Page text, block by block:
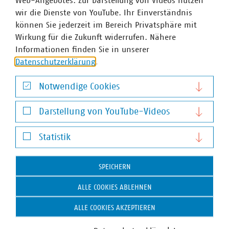
Infrastruktur und Dienstleistungen
Die kommunalen Unternehmen betreiben ein
riesiges Infrastrukturnetzwerk und sind für
dessen Aus- und Umbau verantwortlich.
©peterschreiber.media/stock.adobe.com
Thema
Kommunale Arbeitgeber
Kommunale Unternehmen arbeiten hoch
professionell, sind innovativ, zahlen nach Tarif
und bieten gute Weiterbildungsmöglichkeiten
sowie berufliche Perspektiven.
wir die Dienste von YouTube. Ihr Einverständnis
können Sie jederzeit im Bereich Privatsphäre mit
Wirkung für die Zukunft widerrufen. Nähere
Informationen finden Sie in unserer
Datenschutzerklärung
Notwendige Cookies
Notwendige Cookies
Darstellung von YouTube-Videos
Darstellung von YouTube-Videos
Statistik
Statistik
SPEICHERN
ALLE COOKIES ABLEHNEN
ALLE COOKIES AKZEPTIEREN